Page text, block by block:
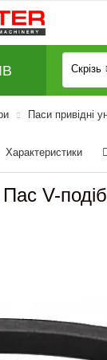
Скрізь
Паси привідні
Характеристики
V-